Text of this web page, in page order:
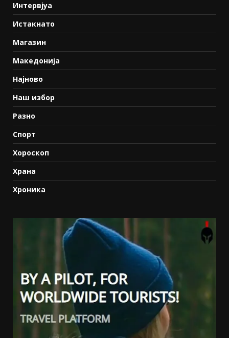
Интервјуа
Истакнато
Магазин
Македонија
Најново
Наш избор
Разно
Спорт
Хороскоп
Храна
Хроника